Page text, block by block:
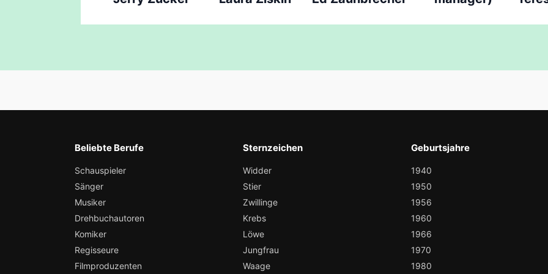
Beliebte Berufe
Schauspieler
Sänger
Musiker
Drehbuchautoren
Komiker
Regisseure
Filmproduzenten
Sternzeichen
Widder
Stier
Zwillinge
Krebs
Löwe
Jungfrau
Waage
Geburtsjahre
1940
1950
1956
1960
1966
1970
1980